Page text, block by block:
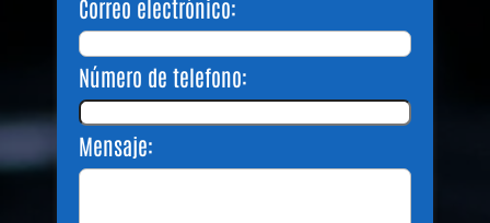
Correo electrónico:
Número de telefono:
Mensaje: